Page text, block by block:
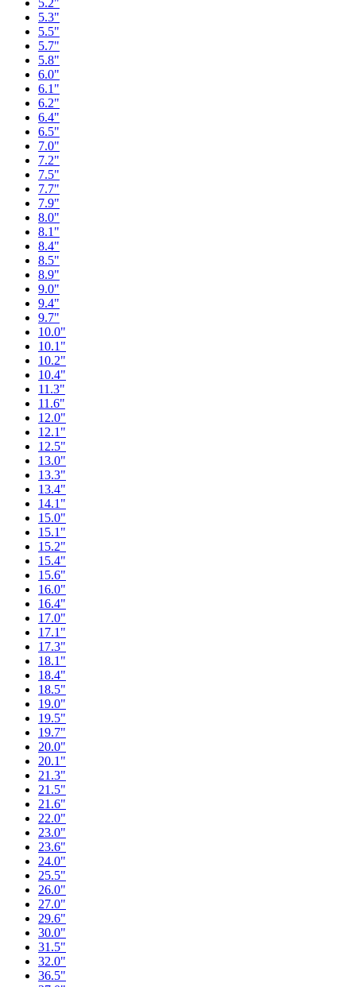
5.2"
5.3"
5.5"
5.7"
5.8"
6.0"
6.1"
6.2"
6.4"
6.5"
7.0"
7.2"
7.5"
7.7"
7.9"
8.0"
8.1"
8.4"
8.5"
8.9"
9.0"
9.4"
9.7"
10.0"
10.1"
10.2"
10.4"
11.3"
11.6"
12.0"
12.1"
12.5"
13.0"
13.3"
13.4"
14.1"
15.0"
15.1"
15.2"
15.4"
15.6"
16.0"
16.4"
17.0"
17.1"
17.3"
18.1"
18.4"
18.5"
19.0"
19.5"
19.7"
20.0"
20.1"
21.3"
21.5"
21.6"
22.0"
23.0"
23.6"
24.0"
25.5"
26.0"
27.0"
29.6"
30.0"
31.5"
32.0"
36.5"